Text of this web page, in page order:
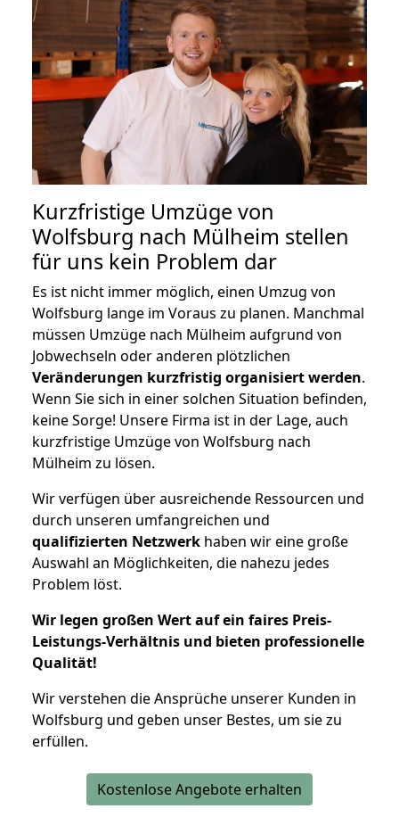
Kurzfristige Umzüge von
Wolfsburg nach Mülheim stellen
für uns kein Problem dar
Es ist nicht immer möglich, einen Umzug von
Wolfsburg lange im Voraus zu planen. Manchmal
müssen Umzüge nach Mülheim aufgrund von
Jobwechseln oder anderen plötzlichen
Veränderungen kurzfristig organisiert werden.
Wenn Sie sich in einer solchen Situation befinden,
keine Sorge! Unsere Firma ist in der Lage, auch
kurzfristige Umzüge von Wolfsburg nach
Mülheim zu lösen.
Wir verfügen über ausreichende Ressourcen und
durch unseren umfangreichen und
qualifizierten Netzwerk haben wir eine große
Auswahl an Möglichkeiten, die nahezu jedes
Problem löst.
Wir legen großen Wert auf ein faires Preis-
Leistungs-Verhältnis und bieten professionelle
Qualität!
Wir verstehen die Ansprüche unserer Kunden in
Wolfsburg und geben unser Bestes, um sie zu
erfüllen.
Kostenlose Angebote erhalten